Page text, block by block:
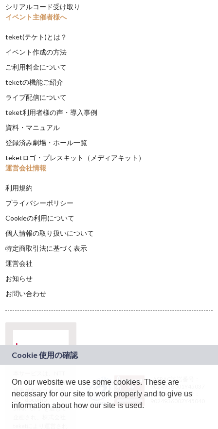
シリアルコード受け取り
イベント主催者様へ
teket(テケト)とは？
イベント作成の方法
ご利用料金について
teketの機能ご紹介
ライブ配信について
teket利用者様の声・導入事例
資料・マニュアル
登録済み劇場・ホール一覧
teketロゴ・プレスキット（メディアキット）
運営会社情報
利用規約
プライバシーポリシー
Cookieの利用について
個人情報の取り扱いについて
特定商取引法に基づく表示
運営会社
お知らせ
お問い合わせ
ドコモグループの新
規事業創出プログラ
ム「docomo
STARTUP」を通じて
JASRAC許諾番号：
9024936001Y45037
JASRAC許諾番号：
On our website we use some cookies. These are
necessary for our site to work properly and to give us
information about how our site is used.